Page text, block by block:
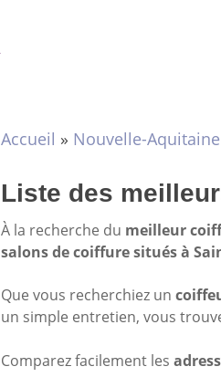
Accueil » Nouvelle-Aquitaine
Liste des
À la recherche du meilleur
salons de coiffure situés à
Que vous recherchiez un
un simple entretien, vous
Comparez facilement les